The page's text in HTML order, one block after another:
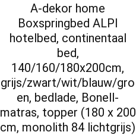
A-dekor home
Boxspringbed ALPI
hotelbed, continentaal
bed,
140/160/180x200cm,
grijs/zwart/wit/blauw/gro
en, bedlade, Bonell-
matras, topper (180 x 200
cm, monolith 84 lichtgrijs)